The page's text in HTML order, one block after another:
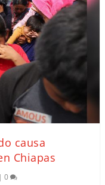
causa
Chiapas
|0